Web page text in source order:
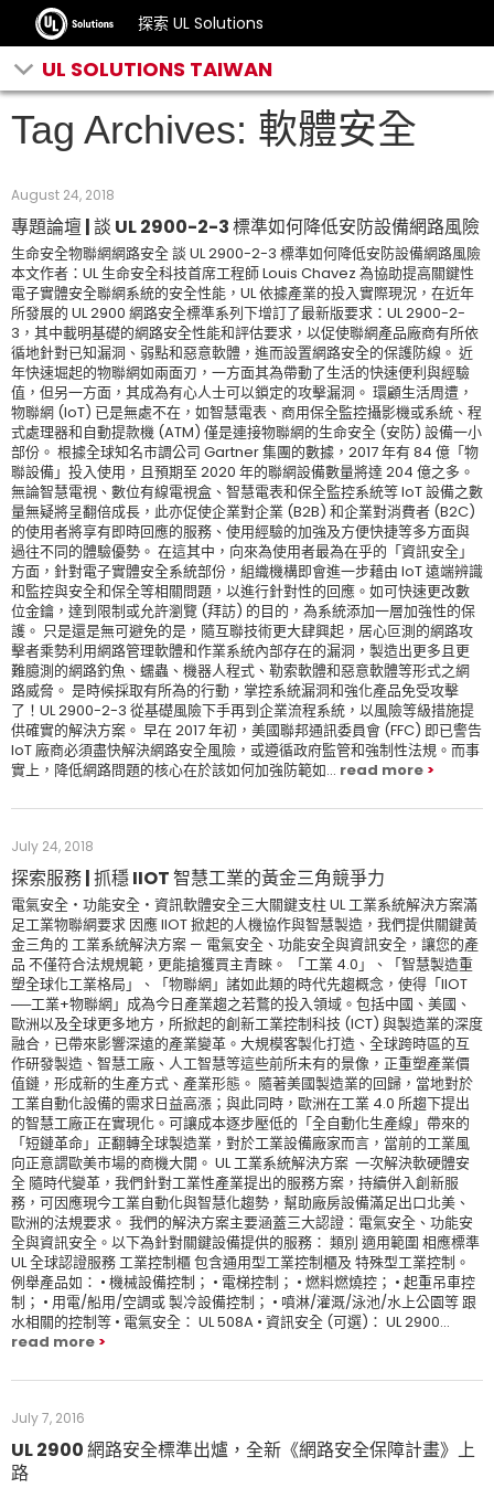
探索 UL Solutions
UL SOLUTIONS TAIWAN
Tag Archives: 軟體安全
August 24, 2018
專題論壇 | 談 UL 2900-2-3 標準如何降低安防設備網路風險
生命安全物聯網網路安全 談 UL 2900-2-3 標準如何降低安防設備網路風險
本文作者：UL 生命安全科技首席工程師 Louis Chavez 為協助提高關鍵性
電子實體安全聯網系統的安全性能，UL 依據產業的投入實際現況，在近年
所發展的 UL 2900 網路安全標準系列下增訂了最新版要求：UL 2900-2-
3，其中載明基礎的網路安全性能和評估要求，以促使聯網產品廠商有所依
循地針對已知漏洞、弱點和惡意軟體，進而設置網路安全的保護防線。 近
年快速堀起的物聯網如兩面刃，一方面其為帶動了生活的快速便利與經驗
值，但另一方面，其成為有心人士可以鎖定的攻擊漏洞。 環顧生活周遭，
物聯網 (IoT) 已是無處不在，如智慧電表、商用保全監控攝影機或系統、程
式處理器和自動提款機 (ATM) 僅是連接物聯網的生命安全 (安防) 設備一小
部份。 根據全球知名市調公司 Gartner 集團的數據，2017 年有 84 億「物
聯設備」投入使用，且預期至 2020 年的聯網設備數量將達 204 億之多。
無論智慧電視、數位有線電視盒、智慧電表和保全監控系統等 IoT 設備之數
量無疑將呈翻倍成長，此亦促使企業對企業 (B2B) 和企業對消費者 (B2C)
的使用者將享有即時回應的服務、使用經驗的加強及方便快捷等多方面與
過往不同的體驗優勢。 在這其中，向來為使用者最為在乎的「資訊安全」
方面，針對電子實體安全系統部份，組織機構即會進一步藉由 IoT 遠端辨識
和監控與安全和保全等相關問題，以進行針對性的回應。如可快速更改數
位金鑰，達到限制或允許瀏覽 (拜訪) 的目的，為系統添加一層加強性的保
護。 只是還是無可避免的是，隨互聯技術更大肆興起，居心叵測的網路攻
擊者乘勢利用網路管理軟體和作業系統內部存在的漏洞，製造出更多且更
難臆測的網路釣魚、蠕蟲、機器人程式、勒索軟體和惡意軟體等形式之網
路威脅。 是時候採取有所為的行動，掌控系統漏洞和強化產品免受攻擊
了！UL 2900-2-3 從基礎風險下手再到企業流程系統，以風險等級措施提
供確實的解決方案。 早在 2017 年初，美國聯邦通訊委員會 (FFC) 即已警告
IoT 廠商必須盡快解決網路安全風險，或遵循政府監管和強制性法規。而事
實上，降低網路問題的核心在於該如何加強防範如... read more
July 24, 2018
探索服務 | 抓穩 IIOT 智慧工業的黃金三角競爭力
電氣安全‧功能安全‧資訊軟體安全三大關鍵支柱 UL 工業系統解決方案滿
足工業物聯網要求 因應 IIOT 掀起的人機協作與智慧製造，我們提供關鍵黃
金三角的 工業系統解決方案 — 電氣安全、功能安全與資訊安全，讓您的產
品 不僅符合法規規範，更能搶獲買主青睞。 「工業 4.0」、「智慧製造重
塑全球化工業格局」、「物聯網」諸如此類的時代先趨概念，使得「IIOT
──工業+物聯網」成為今日產業趨之若鶩的投入領域。包括中國、美國、
歐洲以及全球更多地方，所掀起的創新工業控制科技 (ICT) 與製造業的深度
融合，已帶來影響深遠的產業變革。大規模客製化打造、全球跨時區的互
作研發製造、智慧工廠、人工智慧等這些前所未有的景像，正重塑產業價
值鏈，形成新的生產方式、產業形態。 隨著美國製造業的回歸，當地對於
工業自動化設備的需求日益高漲；與此同時，歐洲在工業 4.0 所趨下提出
的智慧工廠正在實現化。可讓成本逐步壓低的「全自動化生產線」帶來的
「短鏈革命」正翻轉全球製造業，對於工業設備廠家而言，當前的工業風
向正意謂歐美市場的商機大開。 UL 工業系統解決方案 一次解決軟硬體安
全 隨時代變革，我們針對工業性產業提出的服務方案，持續併入創新服
務，可因應現今工業自動化與智慧化趨勢，幫助廠房設備滿足出口北美、
歐洲的法規要求。 我們的解決方案主要涵蓋三大認證：電氣安全、功能安
全與資訊安全。以下為針對關鍵設備提供的服務： 類別 適用範圍 相應標準
UL 全球認證服務 工業控制櫃 包含通用型工業控制櫃及 特殊型工業控制。
例舉產品如： • 機械設備控制； • 電梯控制； • 燃料燃燒控； • 起重吊車控
制； • 用電/船用/空調或 製冷設備控制； • 噴淋/灌溉/泳池/水上公園等 跟
水相關的控制等 • 電氣安全： UL 508A • 資訊安全 (可選)： UL 2900...
read more
July 7, 2016
UL 2900 網路安全標準出爐，全新《網路安全保障計畫》上
路